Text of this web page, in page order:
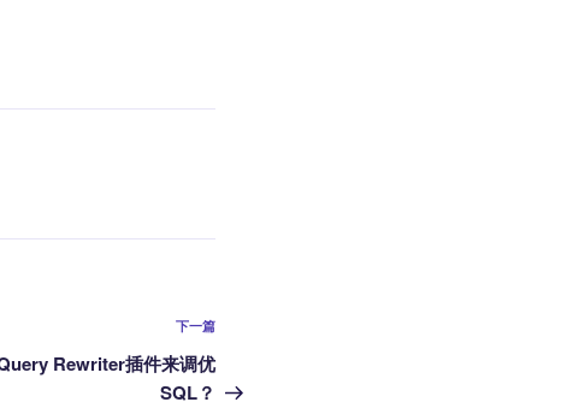
下
一
篇
下一篇
Rewriter插件来调优
SQL？